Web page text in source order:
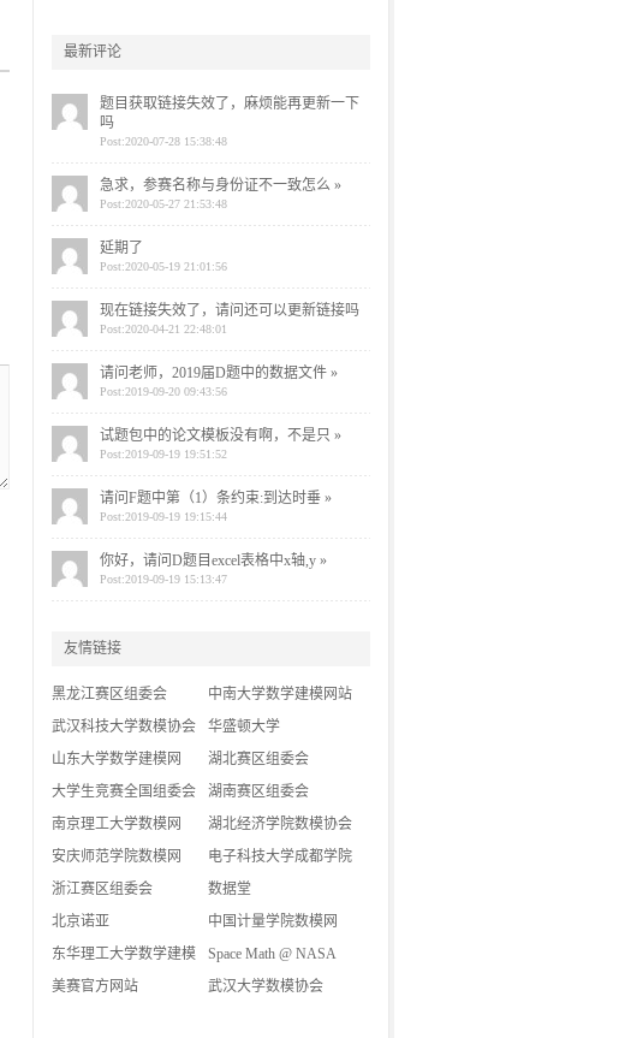
最新评论
题目获取链接失效了，麻烦能再更新一下
吗
Post:2020-07-28 15:38:48
急求，参赛名称与身份证不一致怎么 »
Post:2020-05-27 21:53:48
延期了
Post:2020-05-19 21:01:56
现在链接失效了，请问还可以更新链接吗
Post:2020-04-21 22:48:01
请问老师，2019届D题中的数据文件 »
Post:2019-09-20 09:43:56
试题包中的论文模板没有啊，不是只 »
Post:2019-09-19 19:51:52
请问F题中第（1）条约束:到达时垂 »
Post:2019-09-19 19:15:44
你好，请问D题目excel表格中x轴,y »
Post:2019-09-19 15:13:47
友情链接
黑龙江赛区组委会
中南大学数学建模网站
武汉科技大学数模协会
华盛顿大学
山东大学数学建模网
湖北赛区组委会
大学生竞赛全国组委会
湖南赛区组委会
南京理工大学数模网
湖北经济学院数模协会
安庆师范学院数模网
电子科技大学成都学院
数模论坛
浙江赛区组委会
数据堂
北京诺亚
中国计量学院数模网
东华理工大学数学建模
协会
Space Math @ NASA
美赛官方网站
武汉大学数模协会